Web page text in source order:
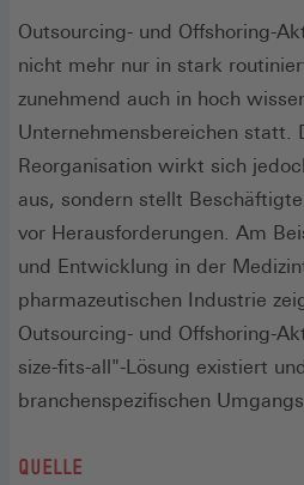
Outsourcing- und Offshoring-
nicht mehr nur in stark
zunehmend auch in hoch
Unternehmensbereichen statt.
Reorganisation wirkt sich
aus, sondern stellt
vor Herausforderungen. Am
und Entwicklung in der
pharmazeutischen Industrie
Outsourcing- und Offshoring-
size-fits-all"-Lösung existiert
branchenspezifischen
QUELLE